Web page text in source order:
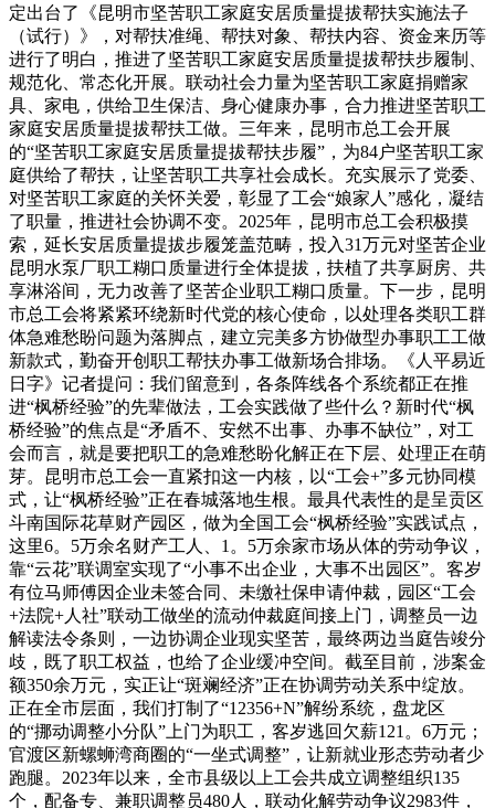
定出台了《昆明市坚苦职工家庭安居质量提拔帮扶实施法子
（试行）》，对帮扶准绳、帮扶对象、帮扶内容、资金来历等
进行了明白，推进了坚苦职工家庭安居质量提拔帮扶步履制、
规范化、常态化开展。联动社会力量为坚苦职工家庭捐赠家
具、家电，供给卫生保洁、身心健康办事，合力推进坚苦职工
家庭安居质量提拔帮扶工做。三年来，昆明市总工会开展
的“坚苦职工家庭安居质量提拔帮扶步履”，为84户坚苦职工家
庭供给了帮扶，让坚苦职工共享社会成长。充实展示了党委、
对坚苦职工家庭的关怀关爱，彰显了工会“娘家人”感化，凝结
了职量，推进社会协调不变。2025年，昆明市总工会积极摸
索，延长安居质量提拔步履笼盖范畴，投入31万元对坚苦企业
昆明水泵厂职工糊口质量进行全体提拔，扶植了共享厨房、共
享淋浴间，无力改善了坚苦企业职工糊口质量。下一步，昆明
市总工会将紧紧环绕新时代党的核心使命，以处理各类职工群
体急难愁盼问题为落脚点，建立完美多方协做型办事职工工做
新款式，勤奋开创职工帮扶办事工做新场合排场。《人平易近
日字》记者提问：我们留意到，各条阵线各个系统都正在推
进“枫桥经验”的先辈做法，工会实践做了些什么？新时代“枫
桥经验”的焦点是“矛盾不、安然不出事、办事不缺位”，对工
会而言，就是要把职工的急难愁盼化解正在下层、处理正在萌
芽。昆明市总工会一直紧扣这一内核，以“工会+”多元协同模
式，让“枫桥经验”正在春城落地生根。最具代表性的是呈贡区
斗南国际花草财产园区，做为全国工会“枫桥经验”实践试点，
这里6。5万余名财产工人、1。5万余家市场从体的劳动争议，
靠“云花”联调室实现了“小事不出企业，大事不出园区”。客岁
有位马师傅因企业未签合同、未缴社保申请仲裁，园区“工会
+法院+人社”联动工做坐的流动仲裁庭间接上门，调整员一边
解读法令条则，一边协调企业现实坚苦，最终两边当庭告竣分
歧，既了职工权益，也给了企业缓冲空间。截至目前，涉案金
额350余万元，实正让“斑斓经济”正在协调劳动关系中绽放。
正在全市层面，我们打制了“12356+N”解纷系统，盘龙区
的“挪动调整小分队”上门为职工，客岁逃回欠薪121。6万元；
官渡区新螺蛳湾商圈的“一坐式调整”，让新就业形态劳动者少
跑腿。2023年以来，全市县级以上工会共成立调整组织135
个，配备专、兼职调整员480人，联动化解劳动争议2983件，